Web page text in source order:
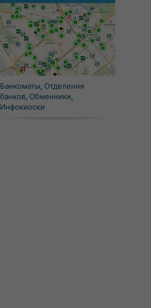
Банкоматы, Отделения
банков, Обменники,
Инфокиоски